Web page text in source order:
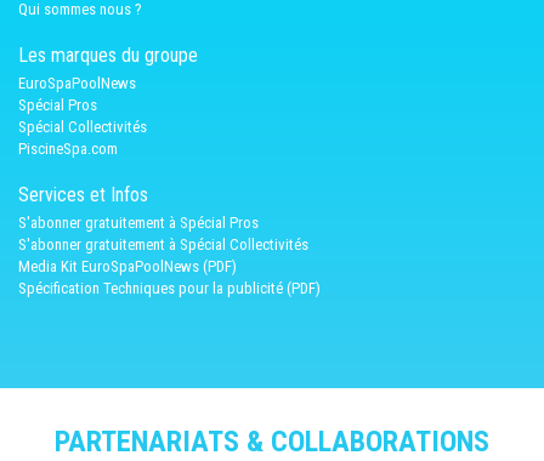
Qui sommes nous ?
Les marques du groupe
EuroSpaPoolNews
Spécial Pros
Spécial Collectivités
PiscineSpa.com
Services et Infos
S'abonner gratuitement à Spécial Pros
S'abonner gratuitement à Spécial Collectivités
Media Kit EuroSpaPoolNews (PDF)
Spécification Techniques pour la publicité (PDF)
PARTENARIATS & COLLABORATIONS